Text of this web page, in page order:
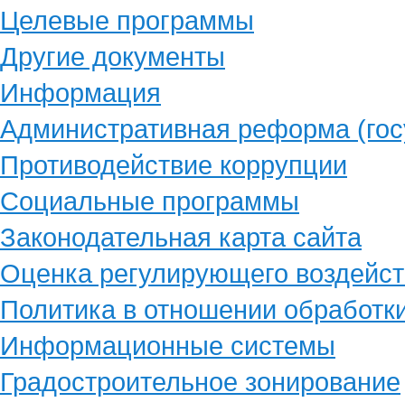
Целевые программы
Другие документы
Информация
Административная реформа
Противодействие коррупции
Социальные программы
Законодательная карта сайта
Оценка регулирующего
Политика в отношении
Информационные системы
Градостроительное зонирование